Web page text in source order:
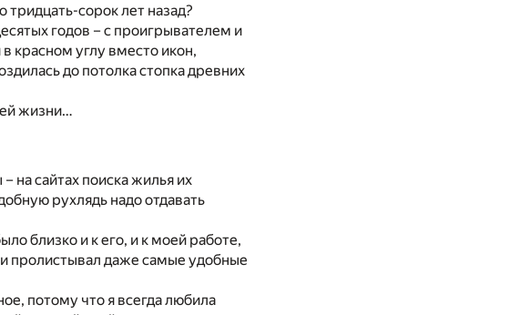
сорок лет назад?
годов – с проигрывателем и
красном углу вместо икон,
до потолка стопка древних
жизни…
на сайтах поиска жилья их
рухлядь надо отдавать
близко и к его, и к моей работе,
пролистывал даже самые удобные
потому что я всегда любила